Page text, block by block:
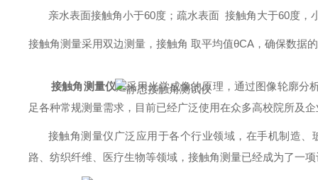
亲水表面接触角小于60度；疏水表面 接触角大于60度，
接触角测量采用双边测量，接触角 取平均值θCA，确保数据
接触角测量仪是采用光学成像的原理，通过图像轮廓分
足各种常规测量需求，目前已经广泛使用在众多高校院所及企
接触角测量仪广泛应用于各个行业领域，在手机制造
路、纺织纤维、医疗生物等领域，接触角测量已经成为了一